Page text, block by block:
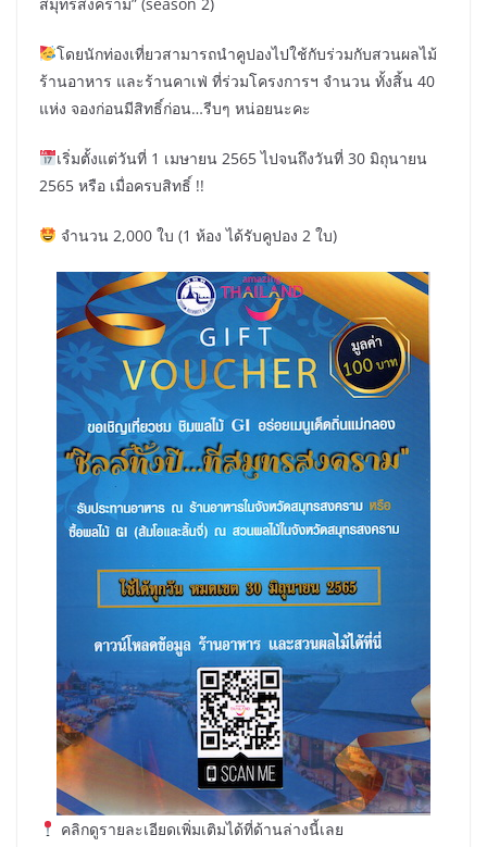
โดยนักท่องเที่ยวสามารถนำคูปองไปใช้กับร่วมกับสวนผลไม้
ร้านอาหาร และร้านคาเฟ่ ที่ร่วมโครงการฯ จำนวน ทั้งสิ้น 40
แห่ง จองก่อนมีสิทธิ์ก่อน…รีบๆ หน่อยนะคะ
เริ่มตั้งแต่วันที่ 1 เมษายน 2565 ไปจนถึงวันที่ 30 มิถุนายน
2565 หรือ เมื่อครบสิทธิ์ !!
จำนวน 2,000 ใบ (1 ห้อง ได้รับคูปอง 2 ใบ)
คลิกดูรายละเอียดเพิ่มเติมได้ที่ด้านล่างนี้เลย